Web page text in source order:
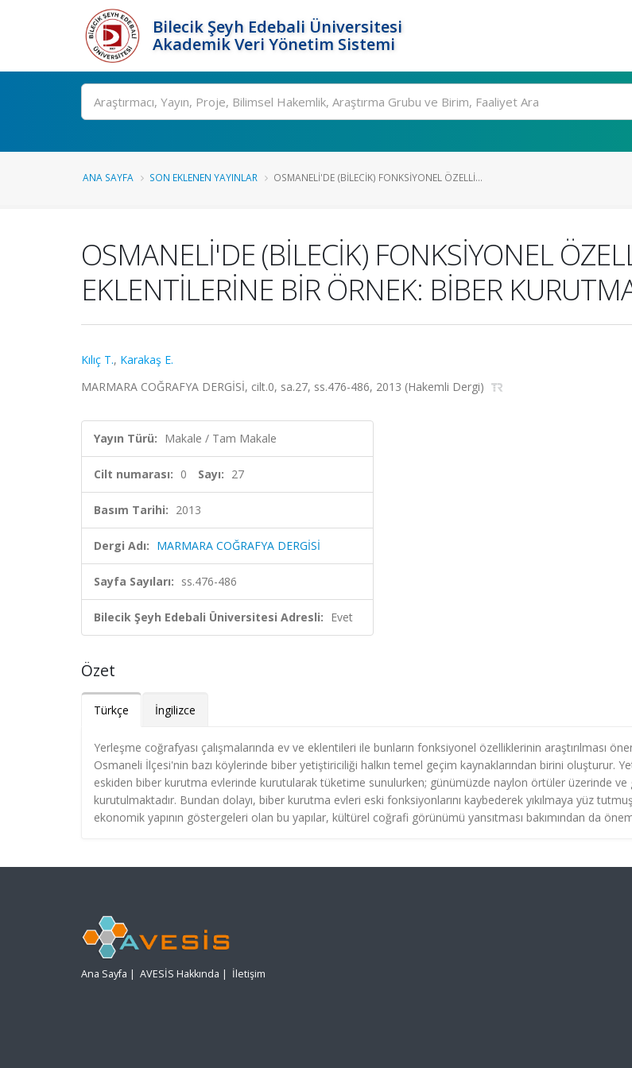
Bilecik Şeyh Edebali Üniversitesi
Akademik Veri Yönetim Sistemi
Ara
ANA SAYFA SON EKLENEN YAYINLAR OSMANELİ'DE (BİLECİK) FONKSİYONEL ÖZELLİ...
OSMANELİ'DE (BİLECİK) FONKSİYONEL
EKLENTİLERİNE BİR ÖRNEK: BİBER
Kılıç T., Karakaş E.
MARMARA COĞRAFYA DERGİSİ, cilt.0, sa.27, ss.476-486, 2013 (Hakemli Dergi)
Yayın Türü: Makale / Tam Makale
Cilt numarası: 0 Sayı: 27
Basım Tarihi: 2013
Dergi Adı: MARMARA COĞRAFYA DERGİSİ
Sayfa Sayıları: ss.476-486
Bilecik Şeyh Edebali Üniversitesi Adresli: Evet
Özet
Türkçe İngilizce
Yerleşme coğrafyası çalışmalarında ev ve eklentileri ile bunların fonksiyonel özelliklerinin araştırılması
Osmaneli İlçesi'nin bazı köylerinde biber yetiştiriciliği halkın temel geçim kaynaklarından birini oluşturur.
eskiden biber kurutma evlerinde kurutularak tüketime sunulurken; günümüzde naylon örtüler üzerinde ve
kurutulmaktadır. Bundan dolayı, biber kurutma evleri eski fonksiyonlarını kaybederek yıkılmaya yüz
ekonomik yapının göstergeleri olan bu yapılar, kültürel coğrafi görünümü yansıtması bakımından da
Ana Sayfa | AVESİS Hakkında | İletişim